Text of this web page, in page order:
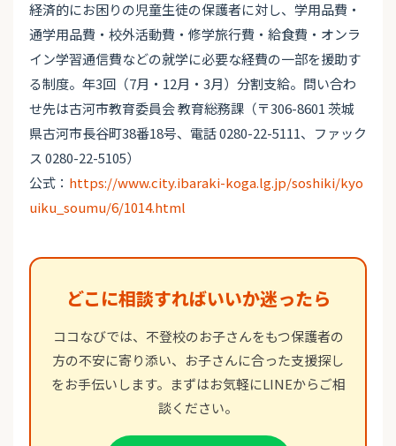
経済的にお困りの児童生徒の保護者に対し、学用品費・
通学用品費・校外活動費・修学旅行費・給食費・オンラ
イン学習通信費などの就学に必要な経費の一部を援助す
る制度。年3回（7月・12月・3月）分割支給。問い合わ
せ先は古河市教育委員会 教育総務課（〒306-8601 茨城
県古河市長谷町38番18号、電話 0280-22-5111、ファック
ス 0280-22-5105）
公式： https://www.city.ibaraki-koga.lg.jp/soshiki/kyo
uiku_soumu/6/1014.html
どこに相談すればいいか迷ったら
ココなびでは、不登校のお子さんをもつ保護者の
方の不安に寄り添い、お子さんに合った支援探し
をお手伝いします。まずはお気軽にLINEからご相
談ください。